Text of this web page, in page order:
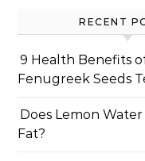
RECENT
9 Health Benefits
Fenugreek Seeds
Does Lemon
Fat?